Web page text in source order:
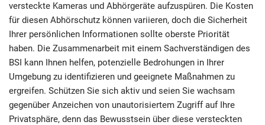
versteckte Kameras und Abhörgeräte aufzuspüren. Die Kosten
für diesen Abhörschutz können variieren, doch die Sicherheit
Ihrer persönlichen Informationen sollte oberste Priorität
haben. Die Zusammenarbeit mit einem Sachverständigen des
BSI kann Ihnen helfen, potenzielle Bedrohungen in Ihrer
Umgebung zu identifizieren und geeignete Maßnahmen zu
ergreifen. Schützen Sie sich aktiv und seien Sie wachsam
gegenüber Anzeichen von unautorisiertem Zugriff auf Ihre
Privatsphäre, denn das Bewusstsein über diese versteckten